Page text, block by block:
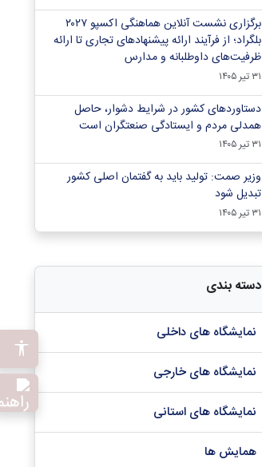
برگزاری نشست آنلاین هماهنگی اکسپو ۲۰۲۷
بلگراد؛ از فرآیند ارائه پیشنهادهای تجاری تا ارائه
ظرفیت‌های داوطلبانه و مدارس
۳۱ تیر ۱۴۰۵
دستاوردهای کشور در شرایط دشوار، حاصل
همدلی مردم و ایستادگی صنعتگران است
۳۱ تیر ۱۴۰۵
وزیر صمت: تولید باید به گفتمان اصلی کشور
تبدیل شود
۳۱ تیر ۱۴۰۵
دسته بندی
نمایشگاه های داخلی
نمایشگاه های خارجی
نمایشگاه های استانی
همایش ها